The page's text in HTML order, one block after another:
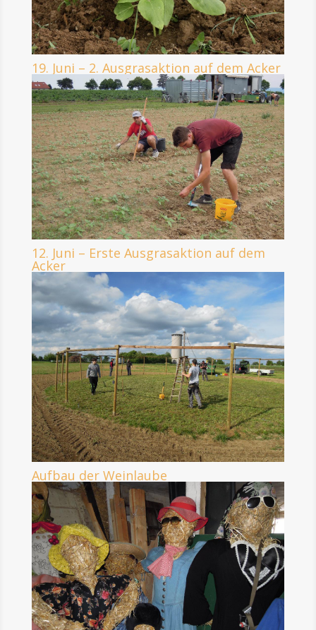
19. Juni – 2. Ausgrasaktion auf dem Acker
12. Juni – Erste Ausgrasaktion auf dem
Acker
Aufbau der Weinlaube